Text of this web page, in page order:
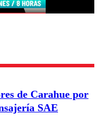
comentario
de Carahue por
SAE